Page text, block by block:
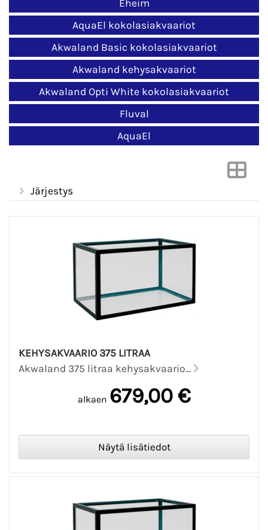
Eheim
AquaEl kokolasiakvaariot
Akwaland Basic kokolasiakvaariot
Akwaland kehysakvaariot
Akwaland Opti White kokolasiakvaariot
Fluval
AquaEl
Järjestys
KEHYSAKVAARIO 375 LITRAA
Akwaland 375 litraa kehysakvaario...
alkaen 679,00 €